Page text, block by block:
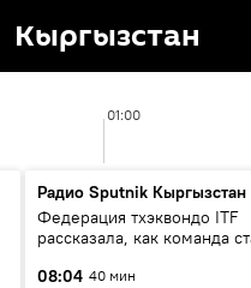
Кыргызстан
01:00
Радио Sputnik Кыргызстан
Федерация тхэквондо ITF
рассказала, как команда
08:04 40 мин